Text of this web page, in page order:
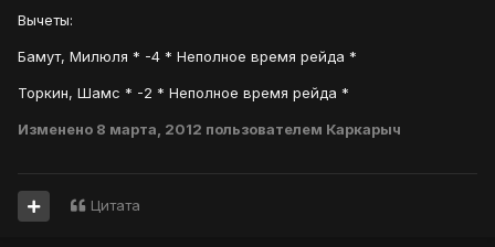
Вычеты:
Бамут, Милюля * -4 * Неполное время рейда *
Торкин, Шамс * -2 * Неполное время рейда *
Изменено 8 марта, 2012 пользователем Каркарыч
Цитата